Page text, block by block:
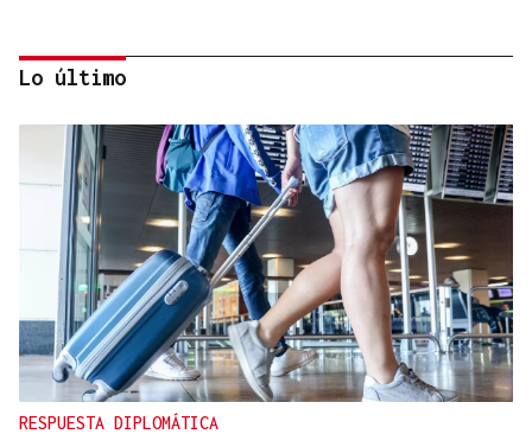
CANEDO
Un herido en la colisión entre dos coches en la
entrada a las termas de Outariz
Lo último
RESPUESTA DIPLOMÁTICA